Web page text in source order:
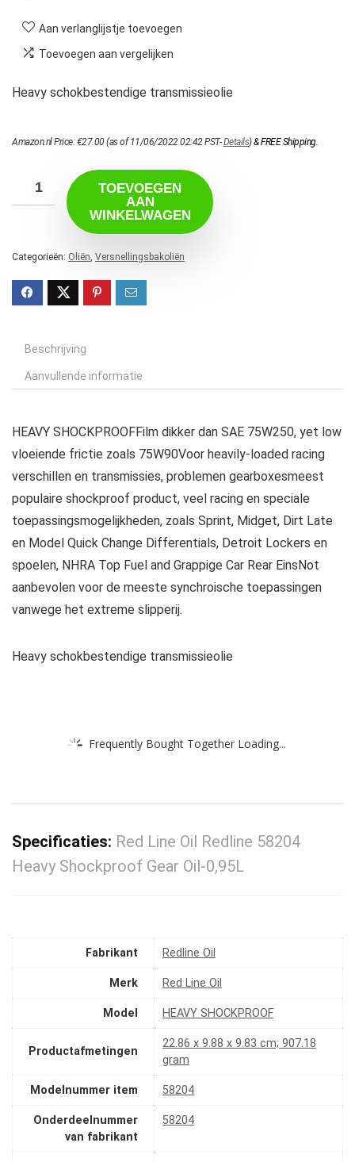
Aan verlanglijstje toevoegen
Toevoegen aan vergelijken
Heavy schokbestendige transmissieolie
Amazon.nl Price:€27.00(as of 11/06/2022 02:42 PST-Details)&FREE Shipping.
TOEVOEGEN
AAN
WINKELWAGEN
Categorieën: Oliën, Versnellingsbakoliën
Beschrijving
Aanvullende informatie
HEAVY SHOCKPROOFFilm dikker dan SAE 75W250, yet low
vloeiende frictie zoals 75W90Voor heavily-loaded racing
verschillen en transmissies, problemen gearboxesmeest
populaire shockproof product, veel racing en speciale
toepassingsmogelijkheden, zoals Sprint, Midget, Dirt Late
en Model Quick Change Differentials, Detroit Lockers en
spoelen, NHRA Top Fuel and Grappige Car Rear EinsNot
aanbevolen voor de meeste synchroische toepassingen
vanwege het extreme slipperij.
Heavy schokbestendige transmissieolie
Frequently Bought Together Loading...
Specificaties: Red Line Oil Redline 58204
Heavy Shockproof Gear Oil-0,95L
Fabrikant ‎Redline Oil
Merk ‎Red Line Oil
Model ‎HEAVY SHOCKPROOF
Productafmetingen
‎22.86 x 9.88 x 9.83 cm; 907.18
gram
Modelnummer item ‎58204
Onderdeelnummer
van fabrikant
‎58204